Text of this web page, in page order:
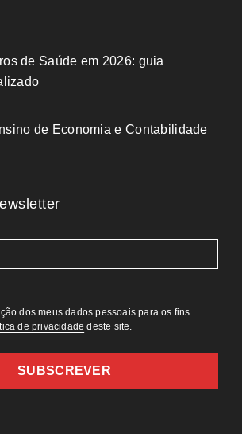
de Saúde em 2026: guia
de Economia e Contabilidade
dos meus dados pessoais para os fins
de privacidade deste site.